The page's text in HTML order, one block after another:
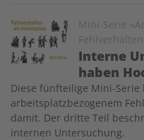
Mini-Serie
Interne
haben
Image
Diese fünfteilige Mini-Serie
arbeitsplatzbezogenem
damit. Der dritte Teil
internen Untersuchung.